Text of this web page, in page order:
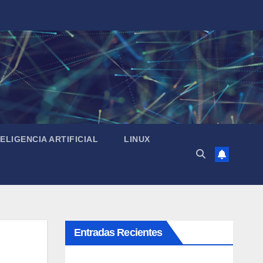
ARTIFICIAL LINUX
Entradas Recientes